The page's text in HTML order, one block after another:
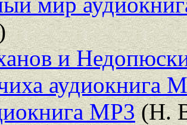
и
аудиокнига
МР3(Н.